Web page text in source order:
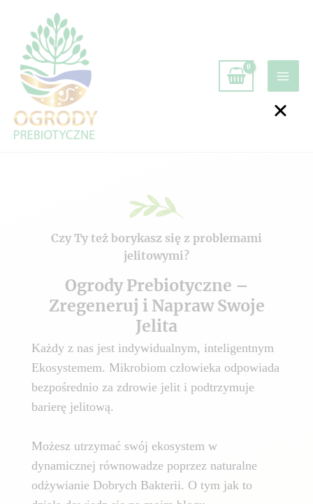
Czy Ty też borykasz się z problemami
jelitowymi?
Ogrody Prebiotyczne –
Zregeneruj i Napraw Swoje
Jelita
Każdy z nas jest indywidualnym, inteligentnym
Ekosystemem. Mikrobiom człowieka odpowiada
bezpośrednio za zdrowie jelit i podtrzymuje
barierę jelitową.
Możesz utrzymać swój ekosystem w
dynamicznej równowadze poprzez naturalne
odżywianie Dobrych Bakterii. O tym jak to